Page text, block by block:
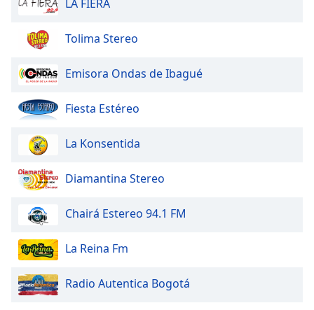
window.
Escape
cancel
close
window.
Text
Color
Text
Background
LA FIERA
Tolima Stereo
Emisora Ondas de Ibagué
Fiesta Estéreo
La Konsentida
Diamantina Stereo
Chairá Estereo 94.1 FM
La Reina Fm
Radio Autentica Bogotá